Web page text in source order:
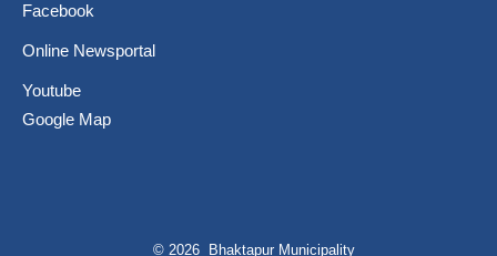
Facebook
Online Newsportal
Youtube
Google Map
© 2026 Bhaktapur Municipality